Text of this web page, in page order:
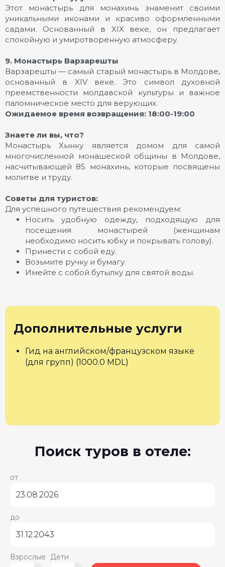
Этот монастырь для монахинь знаменит своими
уникальными иконами и красиво оформленными
садами. Основанный в XIX веке, он предлагает
спокойную и умиротворенную атмосферу.
9. Монастырь Варзарешты
Варзарешты — самый старый монастырь в Молдове,
основанный в XIV веке. Это символ духовной
преемственности молдавской культуры и важное
паломническое место для верующих.
Ожидаемое время возвращения: 18:00-19:00
Знаете ли вы, что?
Монастырь Хынку является домом для самой
многочисленной монашеской общины в Молдове,
насчитывающей 85 монахинь, которые посвящены
молитве и труду.
Советы для туристов:
Для успешного путешествия рекомендуем:
Носить удобную одежду, подходящую для
посещения монастырей (женщинам
необходимо носить юбку и покрывать голову).
Принести с собой еду.
Возьмите ручку и бумагу.
Имейте с собой бутылку для святой воды.
Дополнительные услуги
Гид на английском/французском языке
(для групп) (1000.0 MDL)
Поиск туров в отеле:
от
до
Взрослые Дети